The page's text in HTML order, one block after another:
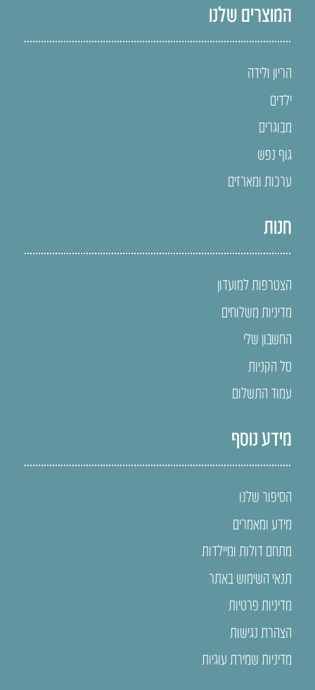
המוצרים שלנו
הריון ולידה
ילדים
מבוגרים
גוף נפש
ערכות ומארזים
חנות
הצטרפות למועדון
מדיניות משלוחים
החשבון שלי
סל הקניות
עמוד התשלום
מידע נוסף
הסיפור שלנו
מידע ומאמרים
מתחם דולות ומיילדות
תנאי השימוש באתר
מדיניות פרטיות
הצהרת נגישות
מדיניות שמירת עוגיות